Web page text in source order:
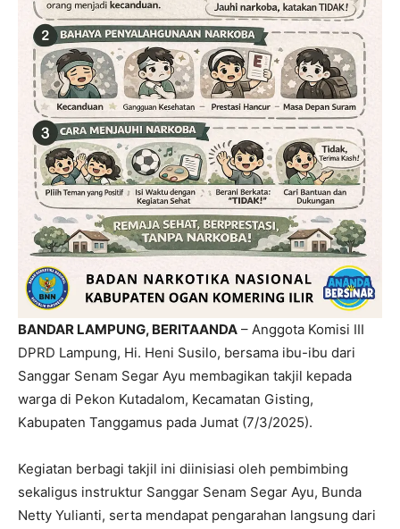
BANDAR LAMPUNG, BERITAANDA – Anggota Komisi III
DPRD Lampung, Hi. Heni Susilo, bersama ibu-ibu dari
Sanggar Senam Segar Ayu membagikan takjil kepada
warga di Pekon Kutadalom, Kecamatan Gisting,
Kabupaten Tanggamus pada Jumat (7/3/2025).
Kegiatan berbagi takjil ini diinisiasi oleh pembimbing
sekaligus instruktur Sanggar Senam Segar Ayu, Bunda
Netty Yulianti, serta mendapat pengarahan langsung dari